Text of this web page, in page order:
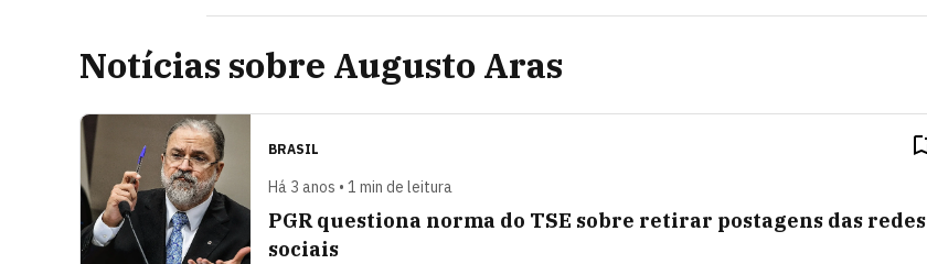
Notícias sobre Augusto Aras
BRASIL
Há 3 anos • 1 min de leitura
PGR questiona norma do TSE sobre retirar postagens das redes
sociais